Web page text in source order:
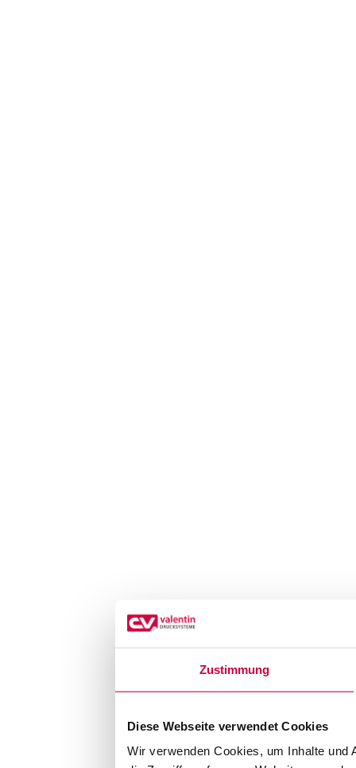
Zustimmung
Diese Webseite verwendet Cookies
Wir verwenden Cookies, um Inhalte und